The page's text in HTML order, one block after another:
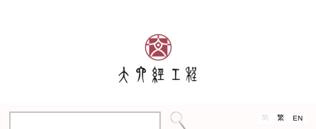
简 繁 EN